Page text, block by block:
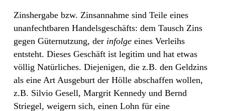
Zinshergabe bzw. Zinsannahme sind Teile eines
unanfechtbaren Handelsgeschäfts: dem Tausch Zins
gegen Güternutzung, der infolge eines Verleihs
entsteht. Dieses Geschäft ist legitim und hat etwas
völlig Natürliches. Diejenigen, die z.B. den Geldzins
als eine Art Ausgeburt der Hölle abschaffen wollen,
z.B. Silvio Gesell, Margrit Kennedy und Bernd
Striegel, weigern sich, einen Lohn für eine